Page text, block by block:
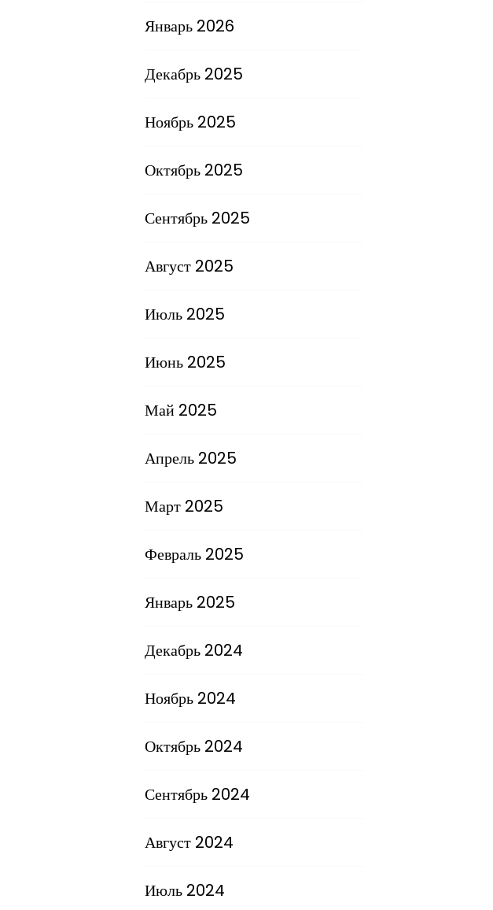
Январь 2026
Декабрь 2025
Ноябрь 2025
Октябрь 2025
Сентябрь 2025
Август 2025
Июль 2025
Июнь 2025
Май 2025
Апрель 2025
Март 2025
Февраль 2025
Январь 2025
Декабрь 2024
Ноябрь 2024
Октябрь 2024
Сентябрь 2024
Август 2024
Июль 2024